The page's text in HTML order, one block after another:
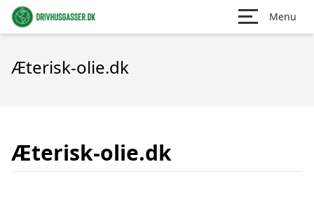
Menu
Æterisk-olie.dk
Æterisk-olie.dk